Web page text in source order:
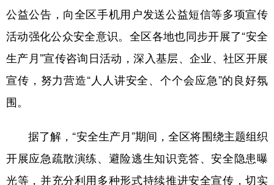
公益公告，向全区手机用户发送公益短信等多项宣传
活动强化公众安全意识。全区各地也同步开展了“安全
生产月”宣传咨询日活动，深入基层、企业、社区开展
宣传，努力营造“人人讲安全、个个会应急”的良好氛
围。
据了解，“安全生产月”期间，全区将围绕主题组织
开展应急疏散演练、避险逃生知识竞答、安全隐患曝
光等，并充分利用多种形式持续推进安全宣传，切实